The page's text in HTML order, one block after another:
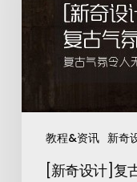
教程&资讯 新奇
[新奇设计]复